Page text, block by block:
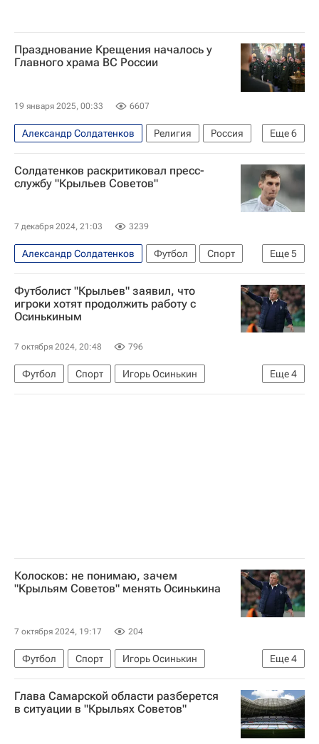
Празднование Крещения началось у
Главного храма ВС России
19 января 2025, 00:33 6607
Еще6
Александр Солдатенков Религия
Россия
Кубинка
Москва
Иисус Христос
Крещение Господне
Религиозные праздники
Солдатенков раскритиковал пресс-
службу "Крыльев Советов"
7 декабря 2024, 21:03 3239
Еще5
Александр Солдатенков Футбол
Спорт
Вячеслав Федорищев
Крылья Советов
Акрон (Тольятти)
Зенит
РПЛ 2026-2027 (Чемпионат России по футболу)
Футболист "Крыльев" заявил, что
игроки хотят продолжить работу с
Осинькиным
7 октября 2024, 20:48 796
Еще4
Футбол Спорт
Игорь Осинькин
Гленн Бейл
Сергей Игнашевич
Колосков: не понимаю, зачем
"Крыльям Советов" менять Осинькина
7 октября 2024, 19:17 204
Еще4
Футбол Спорт
Игорь Осинькин
Сергей Игнашевич
Вячеслав Колосков
Крылья Советов
РПЛ 2026-2027 (Чемпионат России по футболу)
Глава Самарской области разберется
в ситуации в "Крыльях Советов"